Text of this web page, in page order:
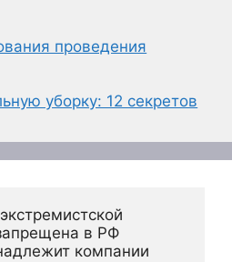
проведения
уборку: 12 секретов
в РФ
компании